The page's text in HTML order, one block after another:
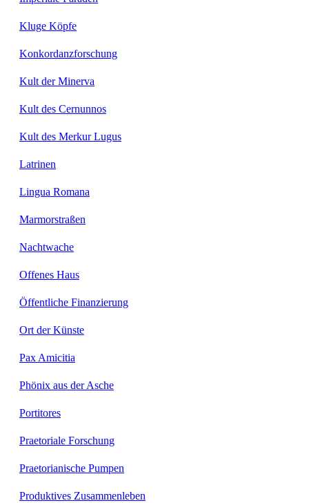
Kluge Köpfe
Konkordanzforschung
Kult der Minerva
Kult des Cernunnos
Kult des Merkur Lugus
Latrinen
Lingua Romana
Marmorstraßen
Nachtwache
Offenes Haus
Öffentliche Finanzierung
Ort der Künste
Pax Amicitia
Phönix aus der Asche
Portitores
Praetoriale Forschung
Praetorianische Pumpen
Produktives Zusammenleben